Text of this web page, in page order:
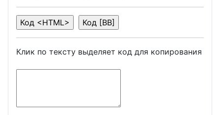
Клик по тексту выделяет код для копирования